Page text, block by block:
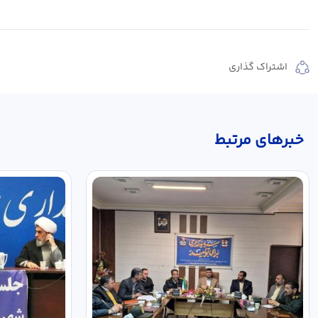
اشتراک گذاری
خبر‌های مرتبط